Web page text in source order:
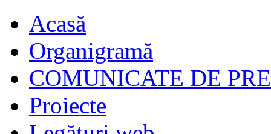
Acasă
Organigramă
COMUNICATE DE
Proiecte